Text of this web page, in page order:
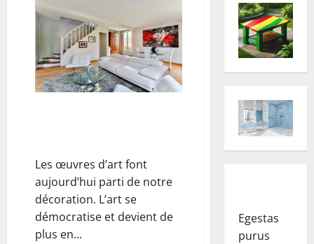
pour
sublimer
votre
décoration
d’intérieur
Les œuvres d’art font
aujourd’hui parti de notre
décoration. L’art se
démocratise et devient de
plus en...
Egestas
purus